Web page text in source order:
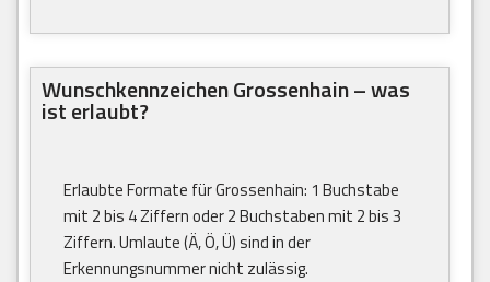
Wunschkennzeichen Grossenhain – was
ist erlaubt?
Erlaubte Formate für Grossenhain: 1 Buchstabe
mit 2 bis 4 Ziffern oder 2 Buchstaben mit 2 bis 3
Ziffern. Umlaute (Ä, Ö, Ü) sind in der
Erkennungsnummer nicht zulässig.